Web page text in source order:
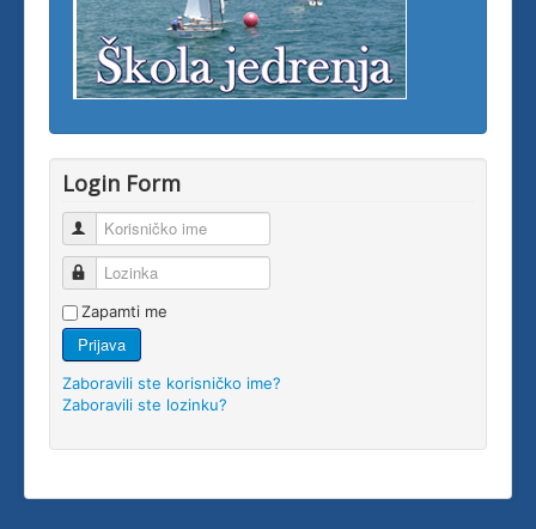
Login Form
Korisničko ime
Lozinka
Zapamti me
Prijava
Zaboravili ste korisničko ime?
Zaboravili ste lozinku?